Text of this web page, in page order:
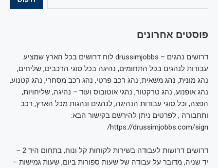
פוסטים אחרונים
דרושים נהגים – drussimjobbs לוח דרושים בכל הארץ שמציע
עבודות לנהגים בכל התחומים, נהיגה בכל סוגי הרכבים, שליחים,
נהג מונית, נהג משאית, נהג רכב פרטי, נהג רכב מסחרי, נהג קטנוע,
נהג אופנוע, נהג טרקטור, נהגי אוטובוס ועוד – נהיגה, שליחויות,
הפצה, וכל סוגי עבודות הנהיגה, לנהגים ונהגות מכל הארץ, רכב
ותחבורה , לפרטים ניתן להירשם בקישור הבא:
https://drussimjobbs.com/sign/
דרושים דרושות לעבודה בשירות לקוחות קל ונוח, בתחום היד 2 –
יד שניה, מדובר על עבודה של שעות ספורות ביום, שעות גמישות –